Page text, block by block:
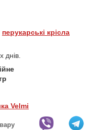
перукарські крісла
днів.
Velmi